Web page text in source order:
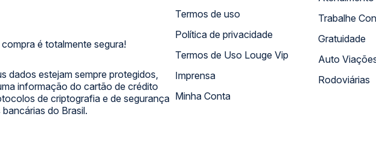
é totalmente segura!
dados estejam sempre protegidos,
informação do cartão de crédito
de criptografia e de segurança
do Brasil.
Termos de uso
Política de privacidade
Termos de Uso Louge Vip
Imprensa
Minha Conta
Trabalhe
Gratuidade
Auto
Rodoviárias